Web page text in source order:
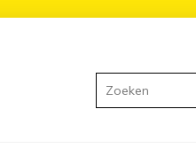
Zoeken